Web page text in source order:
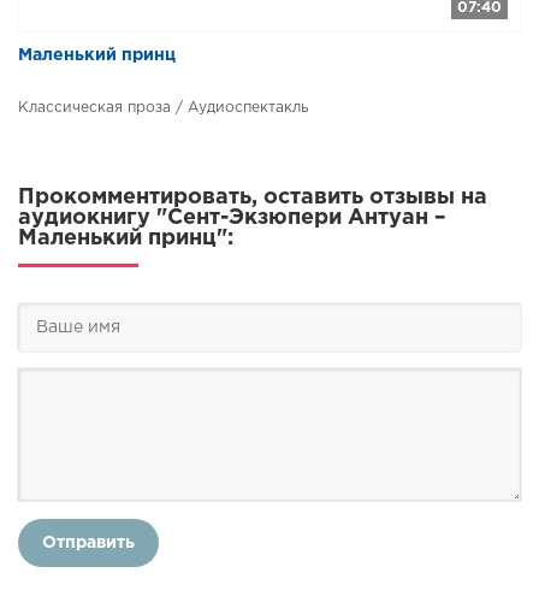
07:40
Маленький принц
Классическая проза / Аудиоспектакль
Прокомментировать, оставить отзывы на
аудиокнигу "Сент-Экзюпери Антуан –
Маленький принц":
Отправить